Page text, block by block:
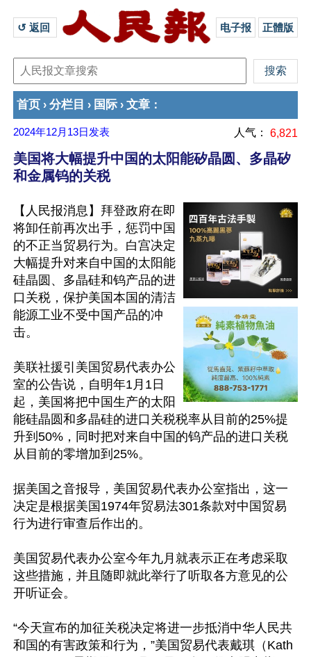
↺ 返回 电子报 正體版
首页 › 分栏目 › 国际 › 文章 ：
2024年12月13日 发表 人气： 6,821
美国将大幅提升中国的太阳能矽晶圆、多晶矽
和金属钨的关税
【人民报消息】拜登政府在即
将卸任前再次出手，惩罚中国
的不正当贸易行为。白宫决定
大幅提升对来自中国的太阳能
硅晶圆、多晶硅和钨产品的进
口关税，保护美国本国的清洁
能源工业不受中国产品的冲
击。
美联社援引美国贸易代表办公
室的公告说，自明年1月1日
起，美国将把中国生产的太阳
能硅晶圆和多晶硅的进口关税税率从目前的25%提
升到50%，同时把对来自中国的钨产品的进口关税
从目前的零增加到25%。
据美国之音报导，美国贸易代表办公室指出，这一
决定是根据美国1974年贸易法301条款对中国贸易
行为进行审查后作出的。
美国贸易代表办公室今年九月就表示正在考虑采取
这些措施，并且随即就此举行了听取各方意见的公
开听证会。
“今天宣布的加征关税决定将进一步抵消中华人民共
和国的有害政策和行为，”美国贸易代表戴琪（Kath